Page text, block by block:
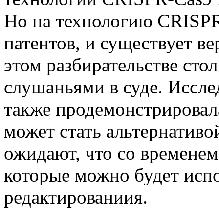
Но на технологию
патентов, и существует
этом разбирательстве
слушаньями в суде.
также
может стать
ожидают, что со
которые можно будет
редактированиия.